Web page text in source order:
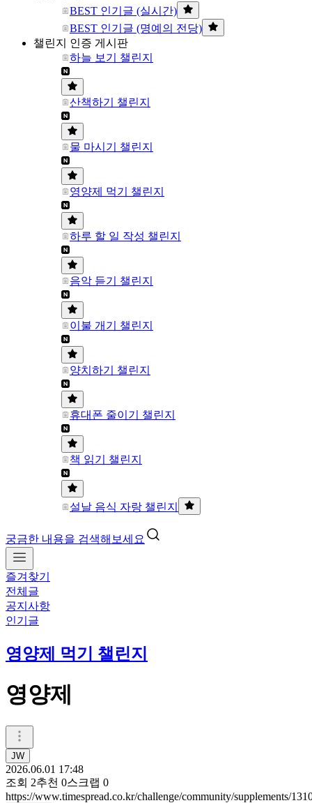
BEST 인기글 (실시간)
BEST 인기글 (명예의 전당)
챌린지 인증 게시판
하늘 보기 챌린지
산책하기 챌린지
물 마시기 챌린지
영양제 먹기 챌린지
하루 할 일 작성 챌린지
음악 듣기 챌린지
이불 개기 챌린지
양치하기 챌린지
휴대폰 줄이기 챌린지
책 읽기 챌린지
설날 음식 자랑 챌린지
궁금한 내용을 검색해보세요
즐겨찾기
전체글
공지사항
인기글
영양제 먹기 챌린지
영양제
JW
2026.06.01 17:48
조회 2추천 0스크랩 0
https://www.timespread.co.kr/challenge/community/supplements/